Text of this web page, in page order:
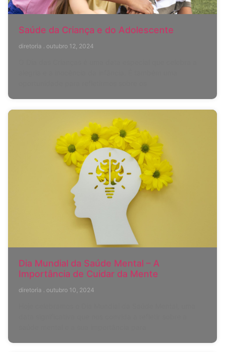
Saúde da Criança e do Adolescente
diretoria outubro 12, 2024
Dia Mundial da Saúde Mental – A
Importância de Cuidar da Mente
diretoria outubro 10, 2024